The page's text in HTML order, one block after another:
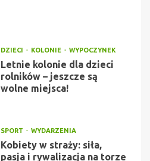
DZIECI KOLONIE WYPOCZYNEK
Letnie kolonie dla dzieci
rolników – jeszcze są
wolne miejsca!
SPORT WYDARZENIA
Kobiety w straży: siła,
pasja i rywalizacja na torze